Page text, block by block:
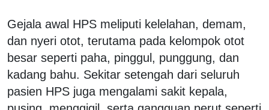
Gejala awal HPS meliputi kelelahan, demam,
dan nyeri otot, terutama pada kelompok otot
besar seperti paha, pinggul, punggung, dan
kadang bahu. Sekitar setengah dari seluruh
pasien HPS juga mengalami sakit kepala,